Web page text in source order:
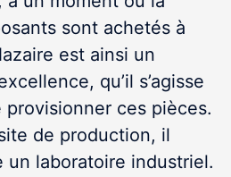
sont achetés à
est ainsi un
qu’il s’agisse
ces pièces.
de production, il
un laboratoire industriel.